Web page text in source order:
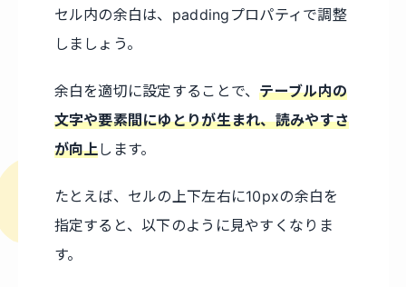
セル内の余白は、paddingプロパティで調整
しましょう。
余白を適切に設定することで、テーブル内の
文字や要素間にゆとりが生まれ、読みやすさ
が向上します。
たとえば、セルの上下左右に10pxの余白を
指定すると、以下のように見やすくなりま
す。